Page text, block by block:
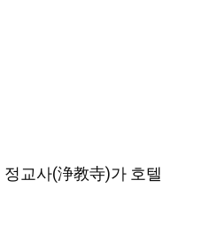
교사(浄教寺)가 호텔